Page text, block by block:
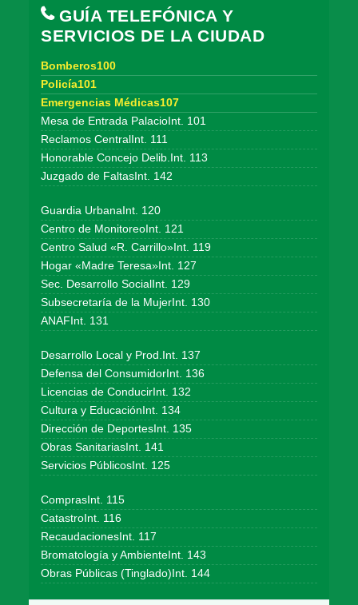
GUÍA TELEFÓNICA Y
SERVICIOS DE LA CIUDAD
Bomberos100
Policía101
Emergencias Médicas107
Mesa de Entrada PalacioInt. 101
Reclamos CentralInt. 111
Honorable Concejo Delib.Int. 113
Juzgado de FaltasInt. 142
Guardia UrbanaInt. 120
Centro de MonitoreoInt. 121
Centro Salud «R. Carrillo»Int. 119
Hogar «Madre Teresa»Int. 127
Sec. Desarrollo SocialInt. 129
Subsecretaría de la MujerInt. 130
ANAFInt. 131
Desarrollo Local y Prod.Int. 137
Defensa del ConsumidorInt. 136
Licencias de ConducirInt. 132
Cultura y EducaciónInt. 134
Dirección de DeportesInt. 135
Obras SanitariasInt. 141
Servicios PúblicosInt. 125
ComprasInt. 115
CatastroInt. 116
RecaudacionesInt. 117
Bromatología y AmbienteInt. 143
Obras Públicas (Tinglado)Int. 144